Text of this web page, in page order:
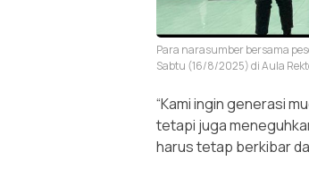
Para narasumber bersama
Sabtu (16/8/2025) di Aula
“Kami ingin generasi
tetapi juga
harus tetap berkibar